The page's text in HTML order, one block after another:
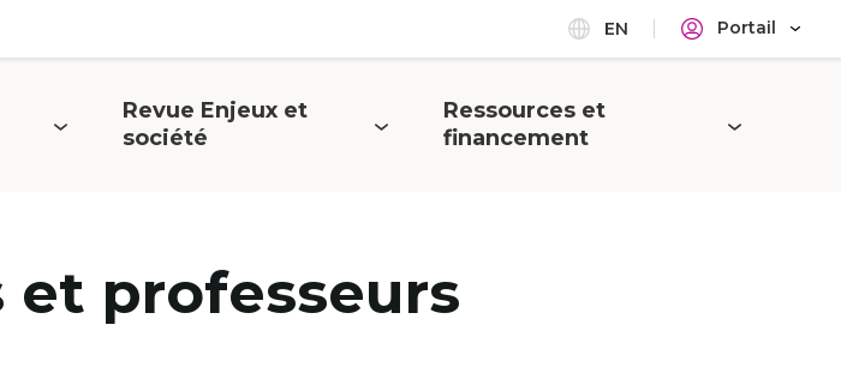
EN Portail
Ouvrir
Revue Enjeux et
société
Ouvrir
Ressources et
financement
et professeurs